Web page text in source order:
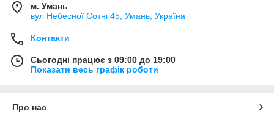
м. Умань
вул Небесної Сотні 45, Умань, Україна
Контакти
Сьогодні працює з 09:00 до 19:00
Показати весь графік роботи
Про нас